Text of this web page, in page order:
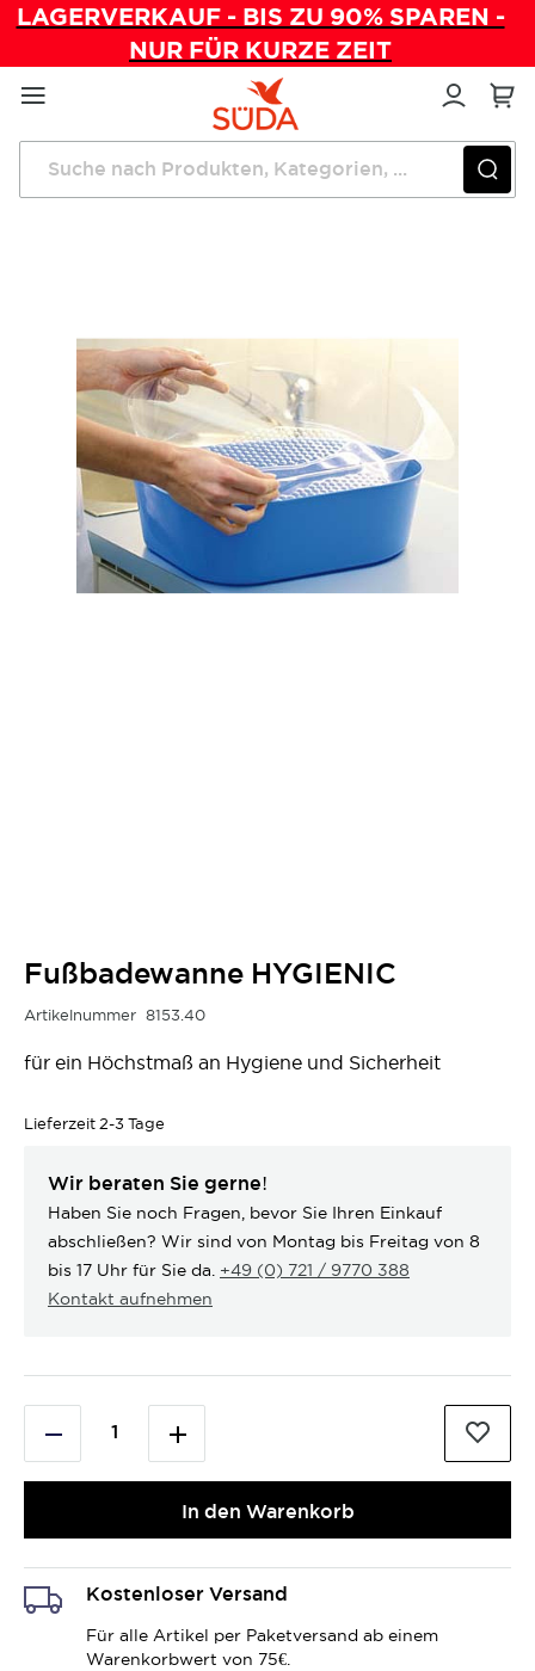
LAGERVERKAUF - BIS ZU 90% SPAREN -
NUR FÜR KURZE ZEIT
Direkt
zum
Inhalt
Startseite Einrichtung Fußbadewanne HYGIENIC
Fußbadewanne HYGIENIC
Artikelnummer 8153.40
für ein Höchstmaß an Hygiene und Sicherheit
Lieferzeit 2-3 Tage
Wir beraten Sie gerne!
Haben Sie noch Fragen, bevor Sie Ihren Einkauf
abschließen? Wir sind von Montag bis Freitag von 8
bis 17 Uhr für Sie da. +49 (0) 721 / 9770 388
Kontakt aufnehmen
In den Warenkorb
Kostenloser Versand
Für alle Artikel per Paketversand ab einem
Warenkorbwert von 75€.